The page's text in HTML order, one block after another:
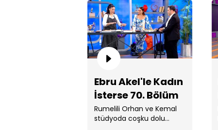
Ebru Akel'le Kadın
İsterse 70. Bölüm
Rumelili Orhan ve Kemal
stüdyoda coşku dolu